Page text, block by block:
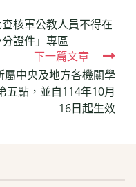
核軍公教人員不得在
證件」專區
下一篇文章
中央及地方各機關學
五點，並自114年10月
16日起生效